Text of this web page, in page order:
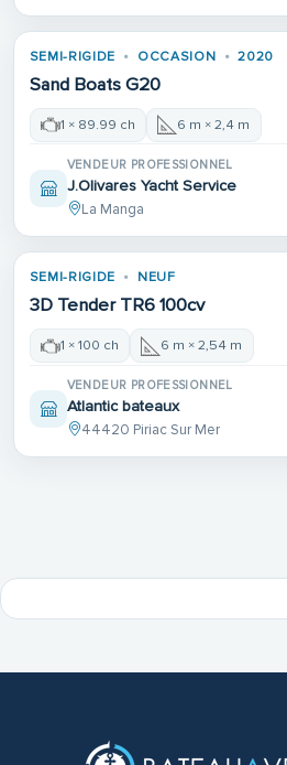
SEMI-RIGIDE OCCASION 2020
Sand Boats G20
1 × 89.99 ch 6 m × 2,4 m
VENDEUR PROFESSIONNEL
J.Olivares Yacht Service
La Manga
SEMI-RIGIDE NEUF
3D Tender TR6 100cv
1 × 100 ch 6 m × 2,54 m
VENDEUR PROFESSIONNEL
Atlantic bateaux
44420 Piriac Sur Mer